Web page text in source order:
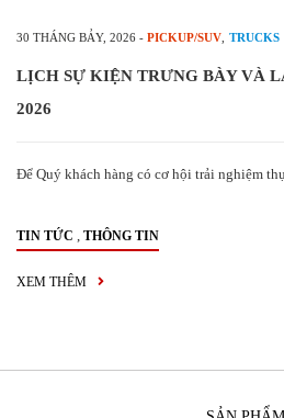
30 THÁNG BẢY, 2026 - PICKUP/SUV TRUCKS
LỊCH SỰ KIỆN TRƯNG BÀY VÀ
2026
Để Quý khách hàng có cơ hội trải nghiệm
TIN TỨC , THÔNG TIN
XEM THÊM